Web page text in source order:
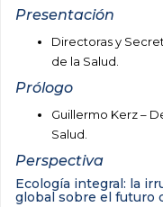
Presentación
Directoras y
de la Salud.
Prólogo
Guillermo Kerz –
Salud.
Perspectiva
Ecología integral: la
global sobre el futuro